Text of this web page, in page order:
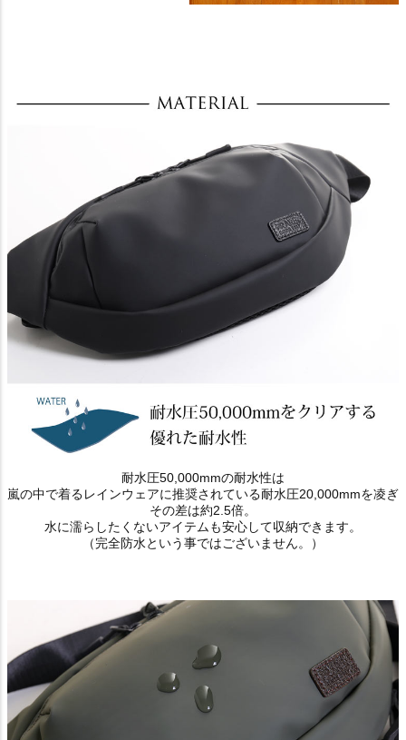
耐水圧50,000mmの耐水性は
嵐の中で着るレインウェアに推奨されている耐水圧20,000mmを凌ぎ
その差は約2.5倍。
水に濡らしたくないアイテムも安心して収納できます。
（完全防水という事ではございません。）